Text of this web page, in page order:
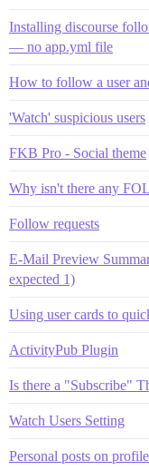
Installing discourse
— no app.yml file
How to follow a user
'Watch' suspicious users
FKB Pro - Social theme
Why isn't there any
Follow requests
E-Mail Preview
expected 1)
Using user cards to
ActivityPub Plugin
Is there a "Subscribe"
Watch Users Setting
Personal posts on profile